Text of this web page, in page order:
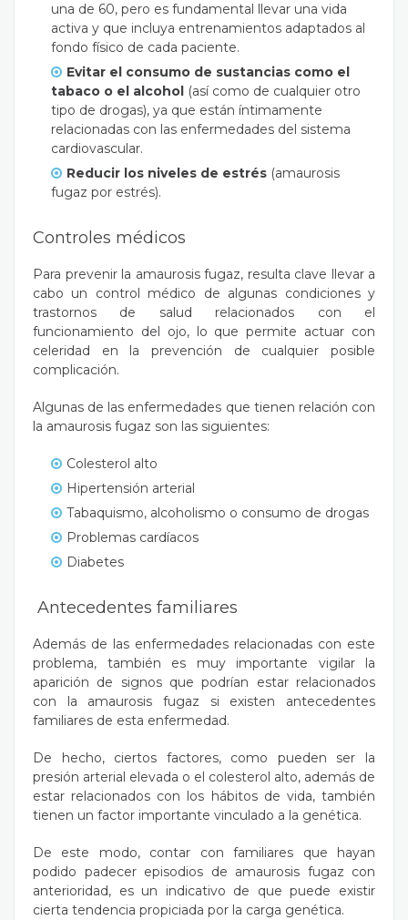
una de 60, pero es fundamental llevar una vida
activa y que incluya entrenamientos adaptados al
fondo físico de cada paciente.
Evitar el consumo de sustancias como el
tabaco o el alcohol (así como de cualquier otro
tipo de drogas), ya que están íntimamente
relacionadas con las enfermedades del sistema
cardiovascular.
Reducir los niveles de estrés (amaurosis
fugaz por estrés).
Controles médicos
Para prevenir la amaurosis fugaz, resulta clave llevar a
cabo un control médico de algunas condiciones y
trastornos de salud relacionados con el
funcionamiento del ojo, lo que permite actuar con
celeridad en la prevención de cualquier posible
complicación.
Algunas de las enfermedades que tienen relación con
la amaurosis fugaz son las siguientes:
Colesterol alto
Hipertensión arterial
Tabaquismo, alcoholismo o consumo de drogas
Problemas cardíacos
Diabetes
Antecedentes familiares
Además de las enfermedades relacionadas con este
problema, también es muy importante vigilar la
aparición de signos que podrían estar relacionados
con la amaurosis fugaz si existen antecedentes
familiares de esta enfermedad.
De hecho, ciertos factores, como pueden ser la
presión arterial elevada o el colesterol alto, además de
estar relacionados con los hábitos de vida, también
tienen un factor importante vinculado a la genética.
De este modo, contar con familiares que hayan
podido padecer episodios de amaurosis fugaz con
anterioridad, es un indicativo de que puede existir
cierta tendencia propiciada por la carga genética.